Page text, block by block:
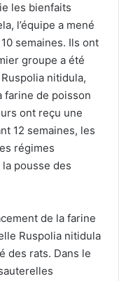
les bienfaits
l’équipe a mené
semaines. Ils ont
groupe a été
nitidula,
farine de poisson
ont reçu une
12 semaines, les
régimes
pousse des
de la farine
Ruspolia nitidula
des rats. Dans le